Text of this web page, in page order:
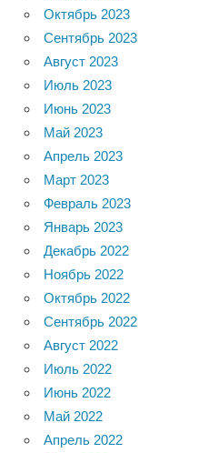
Октябрь 2023
Сентябрь 2023
Август 2023
Июль 2023
Июнь 2023
Май 2023
Апрель 2023
Март 2023
Февраль 2023
Январь 2023
Декабрь 2022
Ноябрь 2022
Октябрь 2022
Сентябрь 2022
Август 2022
Июль 2022
Июнь 2022
Май 2022
Апрель 2022